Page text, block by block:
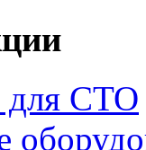
для СТО